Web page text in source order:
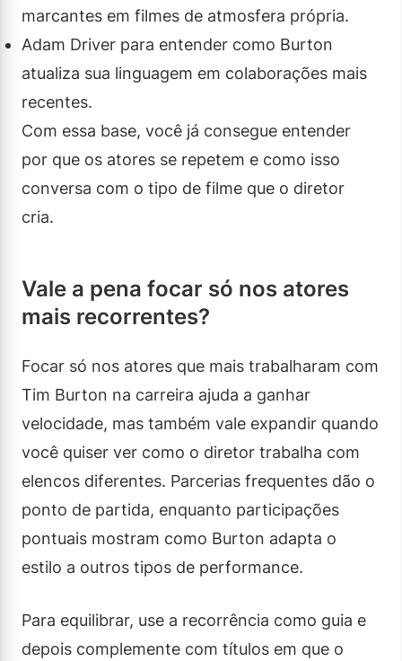
marcantes em filmes de atmosfera própria.
Adam Driver para entender como Burton
atualiza sua linguagem em colaborações mais
recentes.
Com essa base, você já consegue entender
por que os atores se repetem e como isso
conversa com o tipo de filme que o diretor
cria.
Vale a pena focar só nos atores
mais recorrentes?
Focar só nos atores que mais trabalharam com
Tim Burton na carreira ajuda a ganhar
velocidade, mas também vale expandir quando
você quiser ver como o diretor trabalha com
elencos diferentes. Parcerias frequentes dão o
ponto de partida, enquanto participações
pontuais mostram como Burton adapta o
estilo a outros tipos de performance.
Para equilibrar, use a recorrência como guia e
depois complemente com títulos em que o